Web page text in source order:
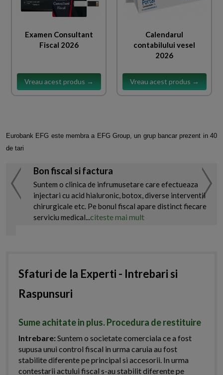
Examen Consultant
Fiscal 2026
Vreau acest produs →
Calendarul
contabilului vesel
2026
Vreau acest produs →
Eurobank EFG este membra a EFG Group, un grup bancar prezent in 40
de tari
Bon fiscal si factura
Suntem o clinica de infrumusetare care efectueaza
injectari cu acid hialuronic, botox, diverse interventii
chirurgicale etc. Pe bonul fiscal apare distinct fiecare
serviciu medical...citeste mai mult
Sfaturi de la Experti - Intrebari si
Raspunsuri
Sume achitate in plus. Procedura de restituire
Intrebare:Suntem o societate comerciala ce a fost
supusa unui control fiscal in urma caruia au fost
stabilite diferente pe principal si accesorii. In urma
contestarii actului fiscal s-au stabilit diferente pe